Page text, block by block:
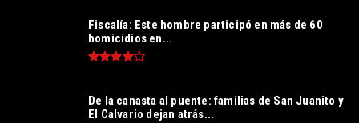
Fiscalía: Este hombre participó en más de 60
homicidios en...
De la canasta al puente: familias de San Juanito y
El Calvario dejan atrás...